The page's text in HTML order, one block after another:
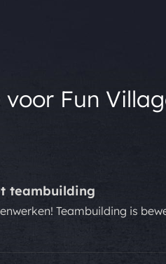
Fun
teambuilding
Teambuilding is